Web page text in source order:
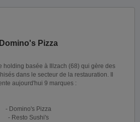
Domino's Pizza
holding basée à Illzach (68) qui gère des
dans le secteur de la restauration. Il
aujourd'hui 9 marques :
- Domino's Pizza
- Resto Sushi's